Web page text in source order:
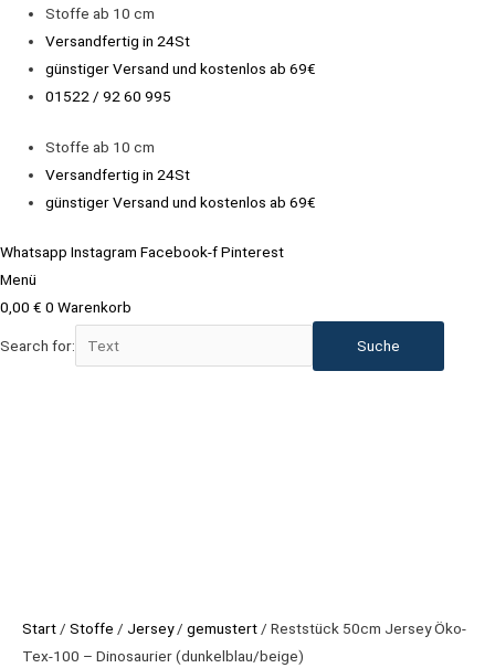
Inhalt
springen
Stoffe ab 10 cm
Versandfertig in 24St
günstiger Versand und kostenlos ab 69€
01522 / 92 60 995
Stoffe ab 10 cm
Versandfertig in 24St
günstiger Versand und kostenlos ab 69€
Whatsapp Instagram Facebook-fPinterest
Menü
0,00 € 0 Warenkorb
Search for:
Start / Stoffe / Jersey/ gemustert / Reststück 50cm Jersey Öko-
Tex-100 – Dinosaurier (dunkelblau/beige)